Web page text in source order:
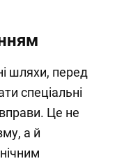
шляхи, перед
спеціальні
Це не
а й